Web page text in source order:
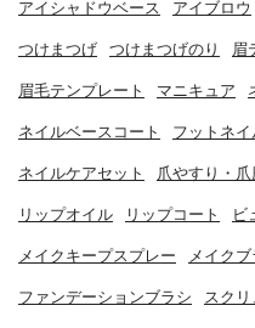
アイシャドウベース アイブロウ
つけまつげ つけまつげのり 眉
眉毛テンプレート マニキュア
ネイルベースコート フットネ
ネイルケアセット 爪やすり・爪
リップオイル リップコート ビ
メイクキープスプレー メイク
ファンデーションブラシ スク